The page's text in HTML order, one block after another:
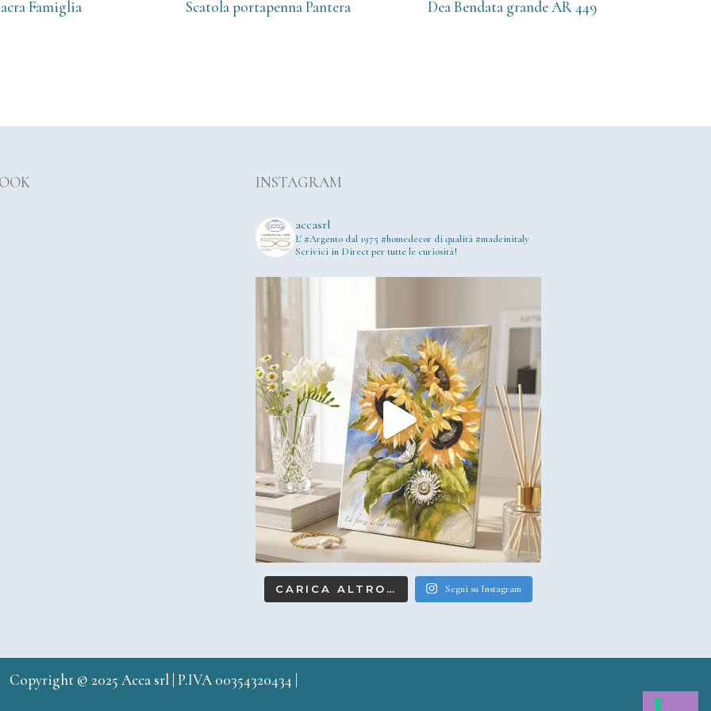
Famiglia Scatola portapenna Pantera Dea Bendata grande AR 449
INSTAGRAM
accasrl
L' #Argento dal 1975 #homedecor di qualità #madeinitaly
Scrivici in Direct per tutte le curiosità!
CARICA ALTRO… Segui su Instagram
Copyright © 2025 Acca srl | P.IVA 00354320434 |